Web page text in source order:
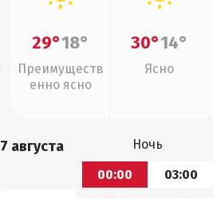
29°18°
Преимуществ
енно ясно
30°14°
Ясно
августа Ночь
00:00
03:00